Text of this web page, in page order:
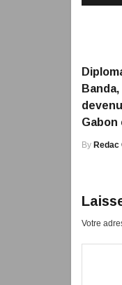
Gabon
By Redac
Votre